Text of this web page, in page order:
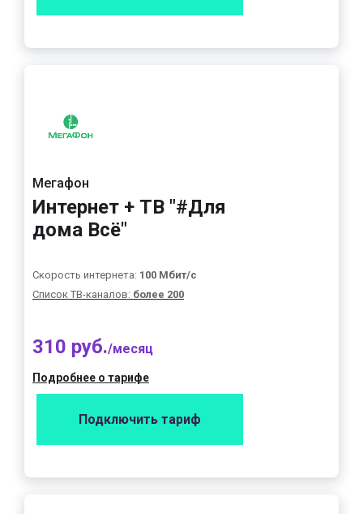
Мегафон
Интернет + ТВ "#Для
дома Всё"
Скорость интернета: 100 Мбит/с
Список ТВ-каналов: более 200
310 руб./месяц
Подробнее о тарифе
Подключить тариф